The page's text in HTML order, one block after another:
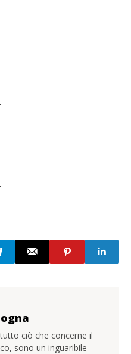
ciò che concerne il
sono un inguaribile